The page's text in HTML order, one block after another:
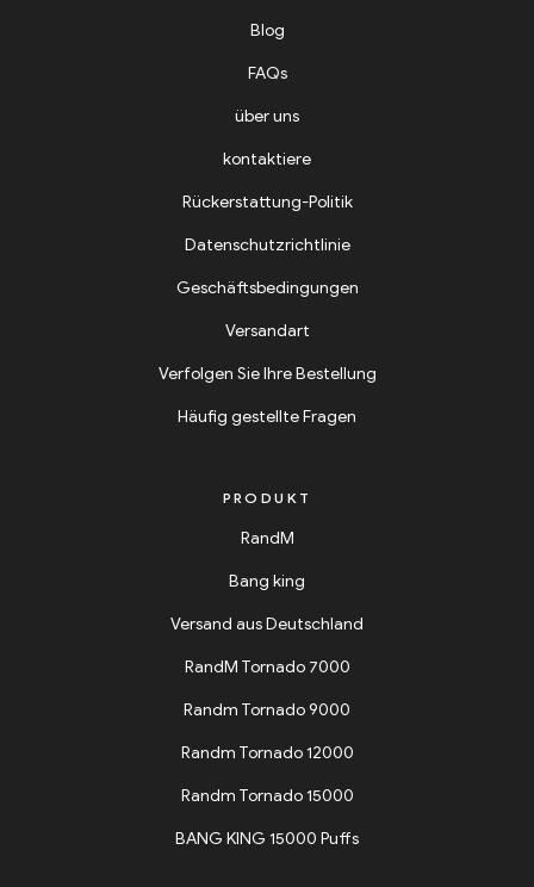
Blog
FAQs
über uns
kontaktiere
Rückerstattung-Politik
Datenschutzrichtlinie
Geschäftsbedingungen
Versandart
Verfolgen Sie Ihre Bestellung
Häufig gestellte Fragen
PRODUKT
RandM
Bang king
Versand aus Deutschland
RandM Tornado 7000
Randm Tornado 9000
Randm Tornado 12000
Randm Tornado 15000
BANG KING 15000 Puffs